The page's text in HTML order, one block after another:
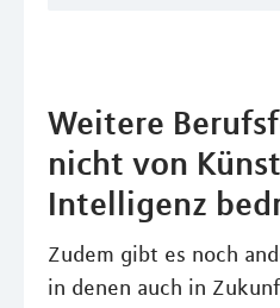
Weitere
nicht von
Intelligenz
Zudem gibt es noch
in denen auch in